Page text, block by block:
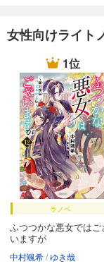
女性向けライト
1位
ラノベ
ふつつかな悪女ではご
いますが
中村颯希 ゆき哉